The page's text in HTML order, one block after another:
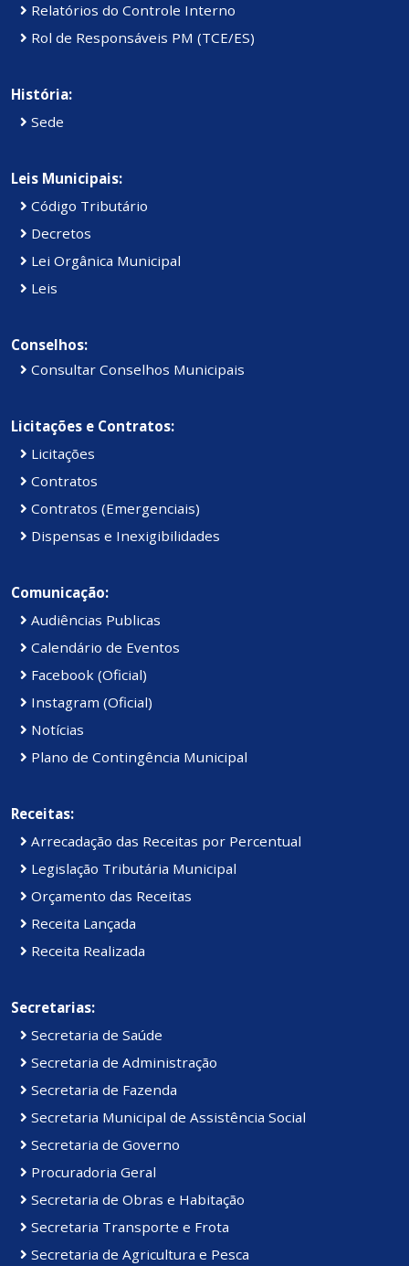
Relatórios do Controle Interno
Rol de Responsáveis PM (TCE/ES)
História:
Sede
Leis Municipais:
Código Tributário
Decretos
Lei Orgânica Municipal
Leis
Conselhos:
Consultar Conselhos Municipais
Licitações e Contratos:
Licitações
Contratos
Contratos (Emergenciais)
Dispensas e Inexigibilidades
Comunicação:
Audiências Publicas
Calendário de Eventos
Facebook (Oficial)
Instagram (Oficial)
Notícias
Plano de Contingência Municipal
Receitas:
Arrecadação das Receitas por Percentual
Legislação Tributária Municipal
Orçamento das Receitas
Receita Lançada
Receita Realizada
Secretarias:
Secretaria de Saúde
Secretaria de Administração
Secretaria de Fazenda
Secretaria Municipal de Assistência Social
Secretaria de Governo
Procuradoria Geral
Secretaria de Obras e Habitação
Secretaria Transporte e Frota
Secretaria de Agricultura e Pesca